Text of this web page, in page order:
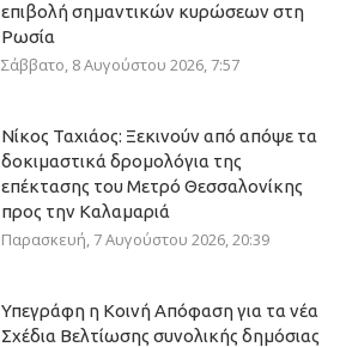
επιβολή σημαντικών κυρώσεων στη
Ρωσία
Σάββατο, 8 Αυγούστου 2026, 7:57
Νίκος Ταχιάος: Ξεκινούν από απόψε τα
δοκιμαστικά δρομολόγια της
επέκτασης του Μετρό Θεσσαλονίκης
προς την Καλαμαριά
Παρασκευή, 7 Αυγούστου 2026, 20:39
Υπεγράφη η Κοινή Απόφαση για τα νέα
Σχέδια Βελτίωσης συνολικής δημόσιας